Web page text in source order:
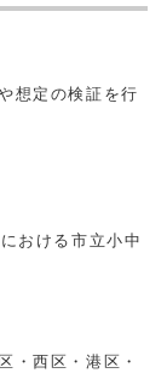
想定の検証を行
おける市立小中
西区・港区・